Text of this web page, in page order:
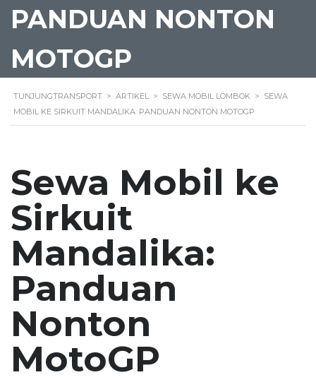
PANDUAN NONTON
MOTOGP
TUNJUNGTRANSPORT > ARTIKEL > SEWA MOBIL LOMBOK > SEWA
MOBIL KE SIRKUIT MANDALIKA: PANDUAN NONTON MOTOGP
Sewa Mobil ke
Sirkuit
Mandalika:
Panduan
Nonton
MotoGP